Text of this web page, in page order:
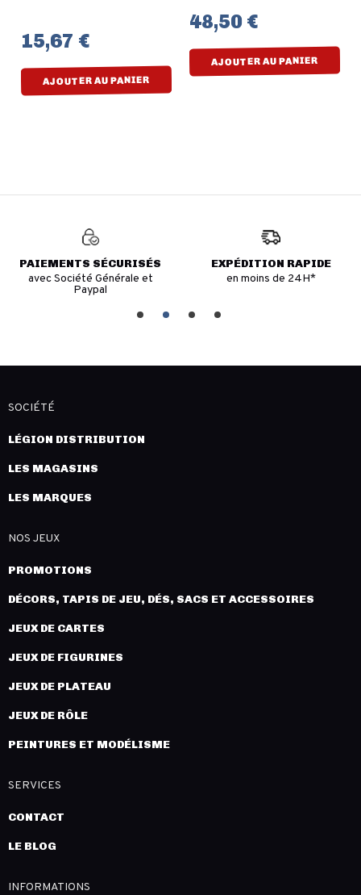
15,67 €
AJOUTER AU PANIER
48,50 €
AJOUTER AU PANIER
PAIEMENTS SÉCURISÉS
avec Société Générale et
Paypal
EXPÉDITION RAPIDE
en moins de 24H*
SOCIÉTÉ
LÉGION DISTRIBUTION
LES MAGASINS
LES MARQUES
NOS JEUX
PROMOTIONS
DÉCORS, TAPIS DE JEU, DÉS, SACS ET ACCESSOIRES
JEUX DE CARTES
JEUX DE FIGURINES
JEUX DE PLATEAU
JEUX DE RÔLE
PEINTURES ET MODÉLISME
SERVICES
CONTACT
LE BLOG
INFORMATIONS